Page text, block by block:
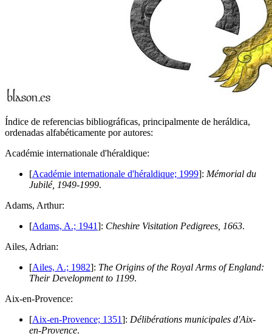
Índice de referencias bibliográficas, principalmente de heráldica,
ordenadas alfabéticamente por autores:
Académie internationale d'héraldique:
[Académie internationale d'héraldique; 1999]: Mémorial du
Jubilé, 1949-1999.
Adams, Arthur:
[Adams, A.; 1941]: Cheshire Visitation Pedigrees, 1663.
Ailes, Adrian:
[Ailes, A.; 1982]: The Origins of the Royal Arms of England:
Their Development to 1199.
Aix-en-Provence:
[Aix-en-Provence; 1351]: Délibérations municipales d'Aix-
en-Provence.